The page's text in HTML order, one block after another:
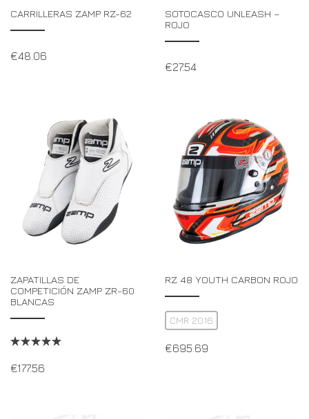
CARRILLERAS ZAMP RZ-62
€48.06
SOTOCASCO UNLEASH –
ROJO
€27.54
ZAPATILLAS DE
COMPETICIÓN ZAMP ZR-60
BLANCAS
€177.56
RZ 48 YOUTH CARBON ROJO
CMR 2016
€695.69